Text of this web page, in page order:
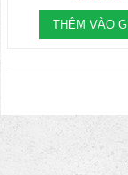
THÊM VÀO